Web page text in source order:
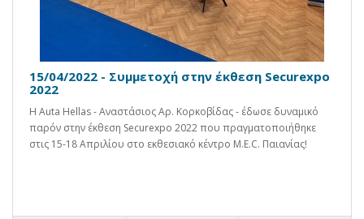
15/04/2022 - Συμμετοχή στην έκθεση Securexpo
2022
Η Auta Hellas - Αναστάσιος Αρ. Κορκοβίδας - έδωσε δυναμικό
παρόν στην έκθεση Securexpo 2022 που πραγματοποιήθηκε
στις 15-18 Απριλίου στο εκθεσιακό κέντρο M.E.C. Παιανίας!